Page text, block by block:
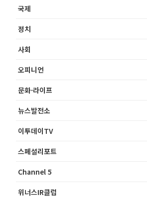
국제
정치
사회
오피니언
문화·라이프
뉴스발전소
이투데이TV
스페셜리포트
Channel 5
위너스IR클럽